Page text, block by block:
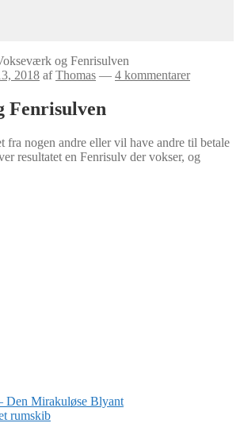
og Fenrisulven
2018 afThomas — 4 kommentarer
Fenrisulven
fra nogen andre eller vil have andre til betale
resultatet en Fenrisulv der vokser, og
Den Mirakuløse Blyant
rumskib